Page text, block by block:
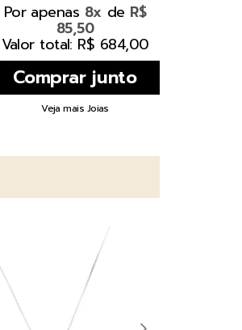
Por apenas 8x de R$
85,50
Valor total: R$ 684,00
Veja mais Joias